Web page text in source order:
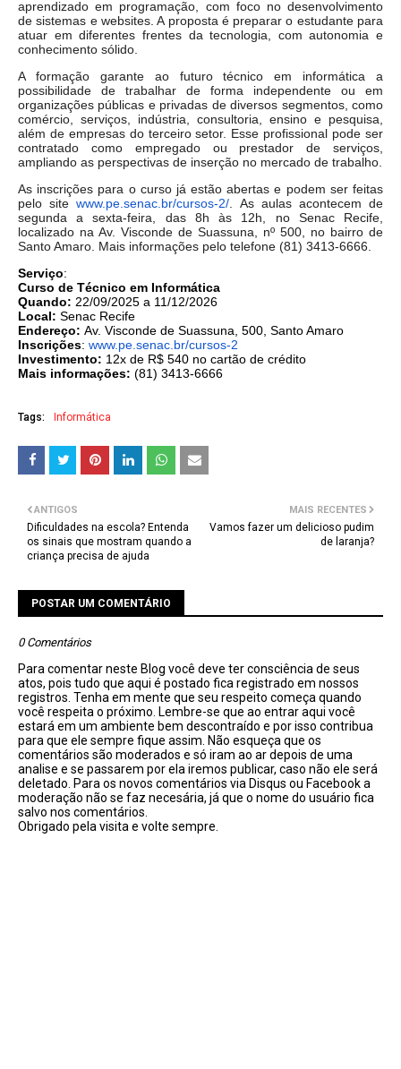
aprendizado em programação, com foco no desenvolvimento
de sistemas e websites. A proposta é preparar o estudante para
atuar em diferentes frentes da tecnologia, com autonomia e
conhecimento sólido.
A formação garante ao futuro técnico em informática a
possibilidade de trabalhar de forma independente ou em
organizações públicas e privadas de diversos segmentos, como
comércio, serviços, indústria, consultoria, ensino e pesquisa,
além de empresas do terceiro setor. Esse profissional pode ser
contratado como empregado ou prestador de serviços,
ampliando as perspectivas de inserção no mercado de trabalho.
As inscrições para o curso já estão abertas e podem ser feitas
pelo sitewww.pe.senac.br/cursos-2/ . As aulas acontecem de
segunda a sexta-feira, das 8h às 12h, no Senac Recife,
localizado na Av. Visconde de Suassuna, nº 500, no bairro de
Santo Amaro. Mais informações pelo telefone (81) 3413-6666.
Serviço:
Curso de Técnico em Informática
Quando: 22/09/2025 a 11/12/2026
Local: Senac Recife
Endereço: Av. Visconde de Suassuna, 500, Santo Amaro
Inscrições: www.pe.senac.br/cursos-2
Investimento: 12x de R$ 540 no cartão de crédito
Mais informações: (81) 3413-6666
Tags: Informática
MAIS RECENTES
Vamos fazer um delicioso pudim
de laranja?
ANTIGOS
Dificuldades na escola? Entenda
os sinais que mostram quando a
criança precisa de ajuda
POSTAR UM COMENTÁRIO
0 Comentários
Para comentar neste Blog você deve ter consciência de seus
atos, pois tudo que aqui é postado fica registrado em nossos
registros. Tenha em mente que seu respeito começa quando
você respeita o próximo. Lembre-se que ao entrar aqui você
estará em um ambiente bem descontraído e por isso contribua
para que ele sempre fique assim. Não esqueça que os
comentários são moderados e só iram ao ar depois de uma
analise e se passarem por ela iremos publicar, caso não ele será
deletado. Para os novos comentários via Disqus ou Facebook a
moderação não se faz necesária, já que o nome do usuário fica
salvo nos comentários.
Obrigado pela visita e volte sempre.